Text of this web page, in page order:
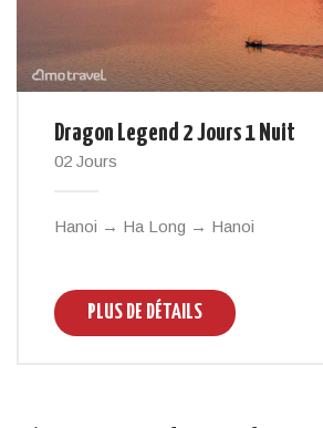
Dragon Legend 2 Jours 1 Nuit
02 Jours
Hanoi → Ha Long → Hanoi
PLUS DE DÉTAILS